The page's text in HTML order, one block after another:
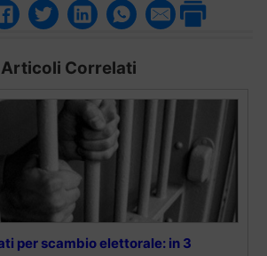
Articoli Correlati
per scambio elettorale: in 3